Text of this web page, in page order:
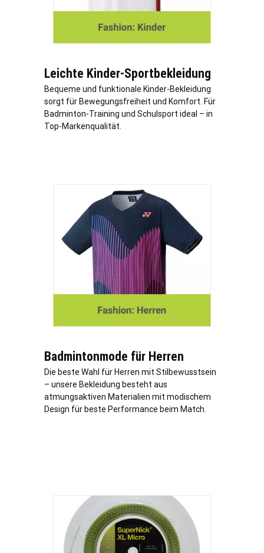
Leichte Kinder-Sportbekleidung
Bequeme und funktionale Kinder-Bekleidung
sorgt für Bewegungsfreiheit und Komfort. Für
Badminton-Training und Schulsport ideal – in
Top-Markenqualität.
Badmintonmode für Herren
Die beste Wahl für Herren mit Stilbewusstsein
– unsere Bekleidung besteht aus
atmungsaktiven Materialien mit modischem
Design für beste Performance beim Match.